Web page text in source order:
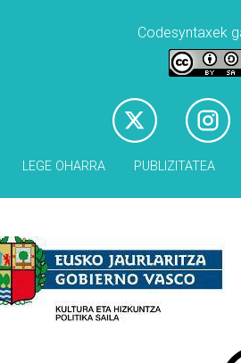
Codesyntaxek
LEGE OHARRA PUBLIZITATEA